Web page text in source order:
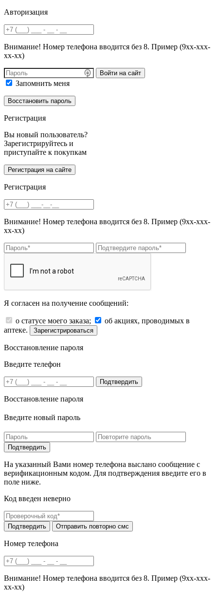
Авторизация
Внимание! Номер телефона вводится без 8. Пример (9хх-ххх-
хх-хх)
Войти на сайт
Запомнить меня
Регистрация
Вы новый пользователь?
Зарегистрируйтесь и
приступайте к покупкам
Регистрация
Внимание! Номер телефона вводится без 8. Пример (9хх-ххх-
хх-хх)
Я согласен на получение сообщений:
о статусе моего заказа;
об акциях, проводимых в
аптеке.
Зарегистрироваться
Восстановление пароля
Введите телефон
Подтвердить
Восстановление пароля
Введите новый пароль
На указанный Вами номер телефона выслано сообщение с
верификационным кодом. Для подтверждения введите его в
поле ниже.
Код введен неверно
Номер телефона
Внимание! Номер телефона вводится без 8. Пример (9хх-ххх-
хх-хх)